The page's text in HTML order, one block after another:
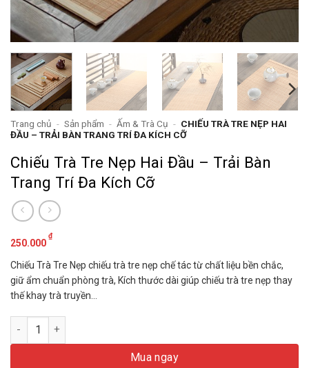
Trang chủ - Sản phẩm - Ấm & Trà Cụ - CHIẾU TRÀ TRE NẸP HAI
ĐẦU – TRẢI BÀN TRANG TRÍ ĐA KÍCH CỠ
Chiếu Trà Tre Nẹp Hai Đầu – Trải Bàn
Trang Trí Đa Kích Cỡ
250.000
₫
Chiếu Trà Tre Nẹp chiếu trà tre nẹp chế tác từ chất liệu bền chắc,
giữ ẩm chuẩn phòng trà, Kích thước dài giúp chiếu trà tre nẹp thay
thế khay trà truyền…
Chiếu Trà Tre Nẹp Hai Đầu - Trải Bàn Trang Trí Đa Kích Cỡ số
Mua ngay